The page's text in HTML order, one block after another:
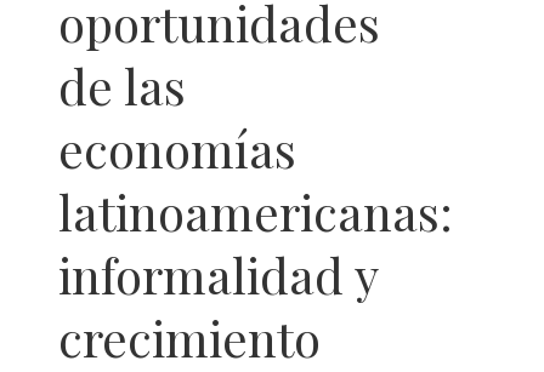
oportunidades
de las
economías
latinoamericanas:
informalidad y
crecimiento